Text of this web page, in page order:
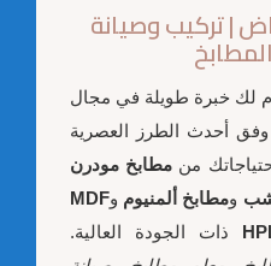
| تركيب وصيانة
لك خبرة طويلة في مجال
وفق أحدث الطرز العصرية
من مطابخ مودرن
ومطابخ ألمنيوم وMDF
ذات الجودة العالية.